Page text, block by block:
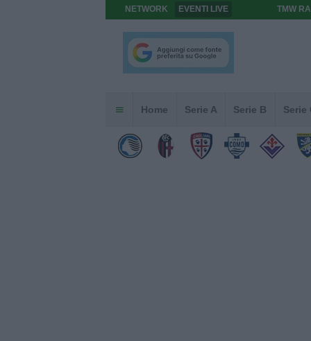
NETWORK EVENTI LIVE TMW
Home Serie A Serie B Serie